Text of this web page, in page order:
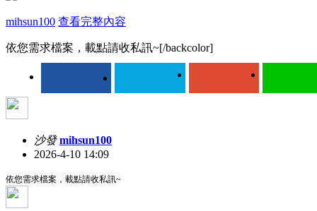
mihsun100 查看完整內容
依您需求檔案，載點請收私訊~[/backcolor]
沙發 mihsun100
2026-4-10 14:09
依您需求檔案，載點請收私訊~